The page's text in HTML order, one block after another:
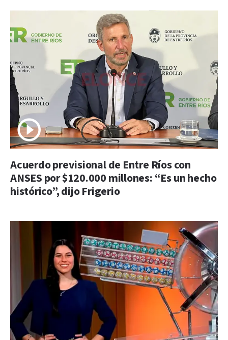
Acuerdo previsional de Entre Ríos con
ANSES por $120.000 millones: “Es un hecho
histórico”, dijo Frigerio